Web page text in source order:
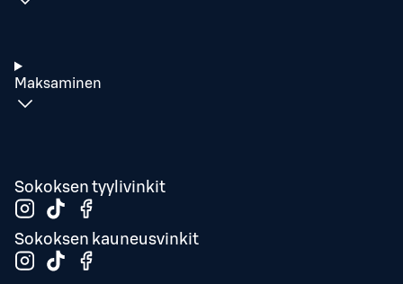
Maksaminen
Sokoksen tyylivinkit
Sokoksen kauneusvinkit